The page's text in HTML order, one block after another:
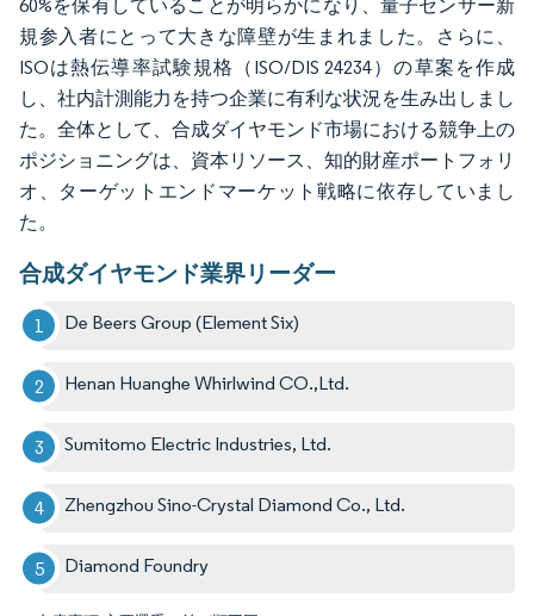
60%を保有していることが明らかになり、量子センサー新
規参入者にとって大きな障壁が生まれました。さらに、
ISOは熱伝導率試験規格（ISO/DIS 24234）の草案を作成
し、社内計測能力を持つ企業に有利な状況を生み出しまし
た。全体として、合成ダイヤモンド市場における競争上の
ポジショニングは、資本リソース、知的財産ポートフォリ
オ、ターゲットエンドマーケット戦略に依存していまし
た。
合成ダイヤモンド業界リーダー
De Beers Group (Element Six)
Henan Huanghe Whirlwind CO.,Ltd.
Sumitomo Electric Industries, Ltd.
Zhengzhou Sino-Crystal Diamond Co., Ltd.
Diamond Foundry